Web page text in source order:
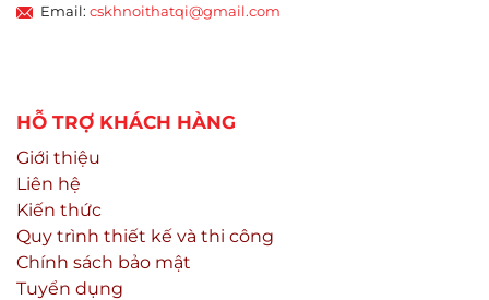
Email: cskhnoithatqi@gmail.com
HỖ TRỢ KHÁCH HÀNG
Giới thiệu
Liên hệ
Kiến thức
Quy trình thiết kế và thi công
Chính sách bảo mật
Tuyển dụng